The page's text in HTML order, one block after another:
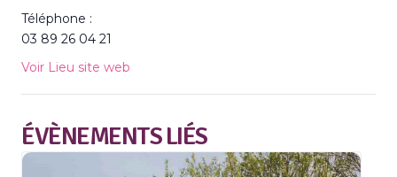
Téléphone :
03 89 26 04 21
Voir Lieu site web
ÉVÈNEMENTS LIÉS